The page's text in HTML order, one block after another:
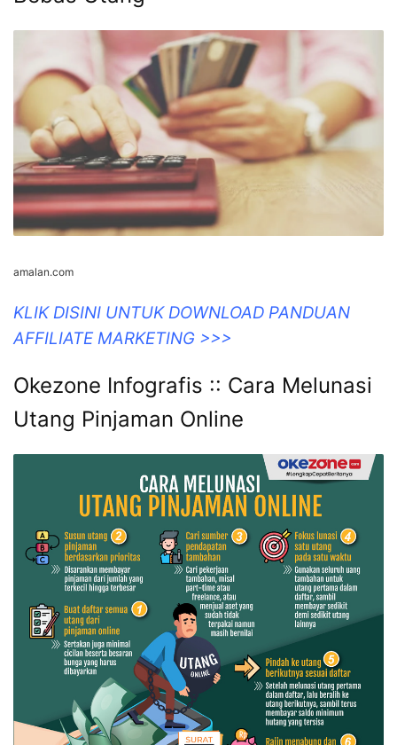
amalan.com
KLIK DISINI UNTUK DOWNLOAD PANDUAN
AFFILIATE MARKETING >>>
Okezone Infografis :: Cara Melunasi
Utang Pinjaman Online